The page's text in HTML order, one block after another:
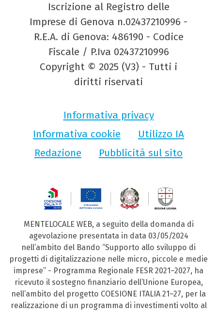
Iscrizione al Registro delle
Imprese di Genova n.02437210996 -
R.E.A. di Genova: 486190 - Codice
Fiscale / P.Iva 02437210996
Copyright © 2025 (V3) - Tutti i
diritti riservati
Informativa privacy
Informativa cookie
Utilizzo IA
Redazione
Pubblicità sul sito
MENTELOCALE WEB, a seguito della domanda di
agevolazione presentata in data 03/05/2024
nell’ambito del Bando “Supporto allo sviluppo di
progetti di digitalizzazione nelle micro, piccole e medie
imprese” - Programma Regionale FESR 2021–2027, ha
ricevuto il sostegno finanziario dell’Unione Europea,
nell’ambito del progetto COESIONE ITALIA 21–27, per la
realizzazione di un programma di investimenti volto al